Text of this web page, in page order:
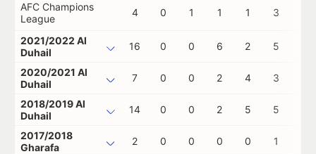
AFC Champions
League
4 0 1 1 1 3
2021/2022 Al
Duhail
16 0 0 6 2 5
2020/2021 Al
Duhail
7 0 0 2 4 3
2018/2019 Al
Duhail
14 0 0 2 5 5
2017/2018
Gharafa
2 0 0 0 0 1